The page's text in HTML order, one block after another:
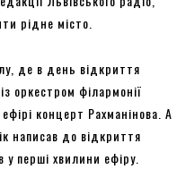
рідне місто.
де в день відкриття
оркестром філармонії
концерт Рахманінова. А
написав до відкриття
у перші хвилини ефіру.